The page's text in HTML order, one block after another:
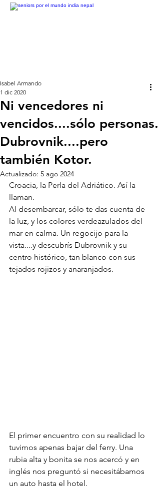
Ni vencedores ni
vencidos....sólo personas.
Dubrovnik....pero
también Kotor.
Isabel Armando
1 dic 2020
Actualizado: 5 ago 2024
Croacia, la Perla del Adriático. Así la
llaman.
Al desembarcar, sólo te das cuenta de
la luz, y los colores verdeazulados del
mar en calma. Un regocijo para la
vista....y descubrís Dubrovnik y su
centro histórico, tan blanco con sus
tejados rojizos y anaranjados.
El primer encuentro con su realidad lo
tuvimos apenas bajar del ferry. Una
rubia alta y bonita se nos acercó y en
inglés nos preguntó si necesitábamos
un auto hasta el hotel.